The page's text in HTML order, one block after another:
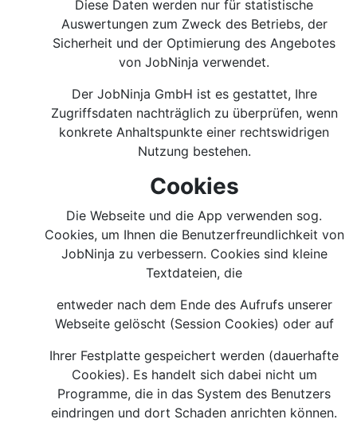
Diese Daten werden nur für statistische
Auswertungen zum Zweck des Betriebs, der
Sicherheit und der Optimierung des Angebotes
von JobNinja verwendet.
Der JobNinja GmbH ist es gestattet, Ihre
Zugriffsdaten nachträglich zu überprüfen, wenn
konkrete Anhaltspunkte einer rechtswidrigen
Nutzung bestehen.
Cookies
Die Webseite und die App verwenden sog.
Cookies, um Ihnen die Benutzerfreundlichkeit von
JobNinja zu verbessern. Cookies sind kleine
Textdateien, die
entweder nach dem Ende des Aufrufs unserer
Webseite gelöscht (Session Cookies) oder auf
Ihrer Festplatte gespeichert werden (dauerhafte
Cookies). Es handelt sich dabei nicht um
Programme, die in das System des Benutzers
eindringen und dort Schaden anrichten können.